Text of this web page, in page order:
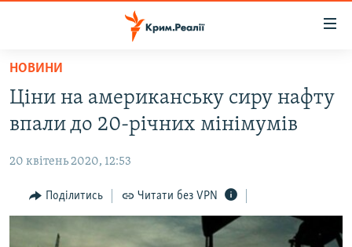
Перейти
основного
матеріалу
до
навігації
Перейти
ВОДА.КРИМ
ПОЛІТИКА
БЛОГИ
НОВИНИ
Ціни на американську сиру нафту
впали до 20-річних мінімумів
20 квітень 2020, 12:53
Поділитись Читати без VPN